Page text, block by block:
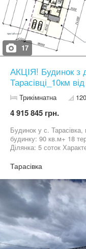
17
АКЦІЯ! Будинок з
Тарасівці_10км
Трикімнатна
4 915 845 грн.
Будинок у с.
будинку: 90 кв.м+ 18
Ділянка: 5 соток
Прибудинкова
газон, автополив.
50 метріа Септик
роботи: тепла
Залита лазерна
500 м від головної
футбольна школа,
громадського
дорозі. Теоефонуй 24/
перегляду.
Тарасівка